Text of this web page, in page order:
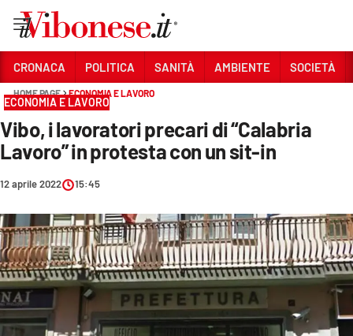
Sezioni
CRONACA
POLITICA
SANITÀ
AMBIENTE
SOCIETÀ
CULTURA
ECONOMIA E LAVORO
CRONACA POLITICA SANITÀ AMBIENTE SOCIETÀ
HOME PAGE ECONOMIA E LAVORO
ECONOMIA E LAVORO
Vibo, i lavoratori precari di “Calabria
Lavoro” in protesta con un sit-in
12 aprile 2022 15:45